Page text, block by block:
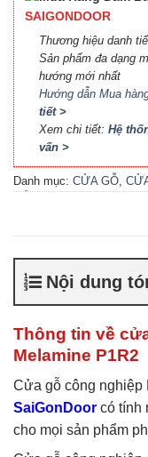
SAIGONDOOR
Thương hiệu danh
Sản phẩm đa dạng
hướng mới nhất
Hướng dẫn Mua
tiết >
Xem chi tiết: Hệ
vấn >
Danh mục: CỬA GỖ,
Nội dung
Thông tin về
Melamine P1R2
Cửa gỗ công nghiệp
SaiGonDoor có tính
cho mọi sản phẩm